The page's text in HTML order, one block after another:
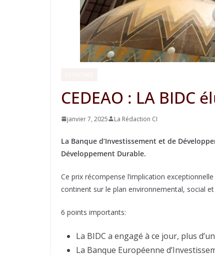
CEDEAO : LA BIDC
janvier 7, 2025 La Rédaction CI
La Banque d’Investissement et de
Développement Durable.
Ce prix récompense l’implication
continent sur le plan environnemental, social
6 points importants:
La BIDC a engagé à ce jour, plus
La Banque Européenne